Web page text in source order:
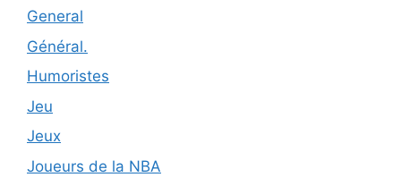
General
Général.
Humoristes
Jeu
Jeux
Joueurs de la NBA